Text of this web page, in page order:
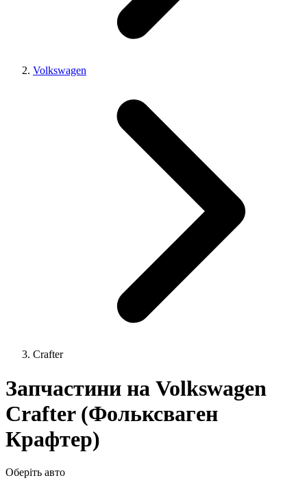
Volkswagen
Crafter
Запчастини на Volkswagen
Crafter (Фольксваген
Крафтер)
Оберіть авто